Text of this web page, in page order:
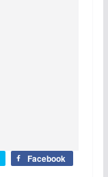
Facebook